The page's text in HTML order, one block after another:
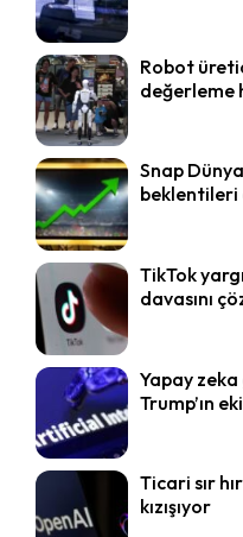
Robot
değerleme
Snap
beklentileri
TikTok
davasını
Yapay
Trump’ın
Ticari sır
kızışıyor